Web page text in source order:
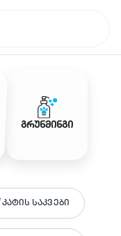
გრუნმინგი
კატის საკვები